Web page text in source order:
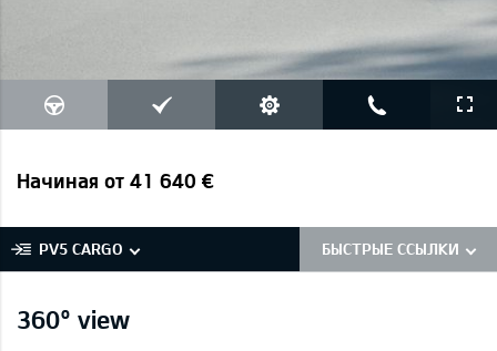
Начиная от 41 640 €
PV5 CARGO БЫСТРЫЕ ССЫЛКИ
360° view